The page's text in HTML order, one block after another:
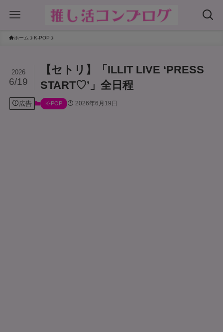
ホーム K-POP
【セトリ】「ILLIT LIVE ‘PRESS
START♡’」全日程
2026
6/19
広告 K-POP 2026年6月19日